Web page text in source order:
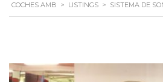
COCHES AMB > LISTINGS > SISTEMA DE